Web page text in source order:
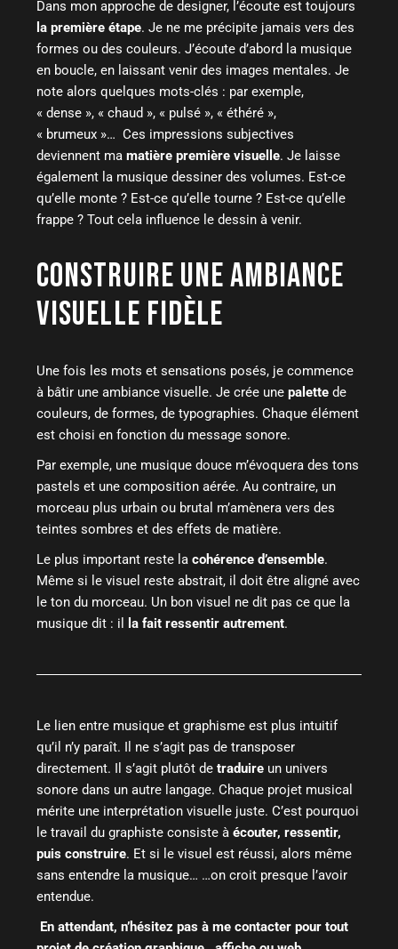
Dans mon approche de designer, l’écoute est toujours
la première étape. Je ne me précipite jamais vers des
formes ou des couleurs. J’écoute d’abord la musique
en boucle, en laissant venir des images mentales. Je
note alors quelques mots-clés : par exemple,
« dense », « chaud », « pulsé », « éthéré »,
« brumeux »… Ces impressions subjectives
deviennent mamatière première visuelle. Je laisse
également la musique dessiner des volumes. Est-ce
qu’elle monte ? Est-ce qu’elle tourne ? Est-ce qu’elle
frappe ? Tout cela influence le dessin à venir.
CONSTRUIRE UNE AMBIANCE
VISUELLE FIDÈLE
Une fois les mots et sensations posés, je commence
à bâtir une ambiance visuelle. Je crée unepalette de
couleurs, de formes, de typographies. Chaque élément
est choisi en fonction du message sonore.
Par exemple, une musique douce m’évoquera des tons
pastels et une composition aérée. Au contraire, un
morceau plus urbain ou brutal m’amènera vers des
teintes sombres et des effets de matière.
Le plus important reste lacohérence d’ensemble.
Même si le visuel reste abstrait, il doit être aligné avec
le ton du morceau. Un bon visuel ne dit pas ce que la
musique dit : il
la fait ressentir autrement.
Le lien entre musique et graphisme est plus intuitif
qu’il n’y paraît. Il ne s’agit pas de transposer
directement. Il s’agit plutôt detraduire un univers
sonore dans un autre langage. Chaque projet musical
mérite une interprétation visuelle juste. C’est pourquoi
le travail du graphiste consiste àécouter, ressentir,
puis construire. Et si le visuel est réussi, alors même
sans entendre la musique… …on croit presque l’avoir
entendue.
En attendant, n’hésitez pas à mecontacter pour tout